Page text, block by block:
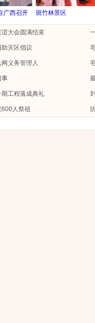
广西召开 斑竹林景区
大会圆满结束
助灾区倡议
义务管理人
事
期工程落成典礼
人祭祖